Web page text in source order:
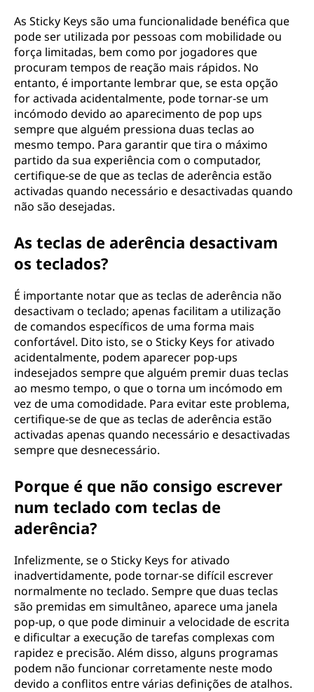
As Sticky Keys são uma funcionalidade benéfica que
pode ser utilizada por pessoas com mobilidade ou
força limitadas, bem como por jogadores que
procuram tempos de reação mais rápidos. No
entanto, é importante lembrar que, se esta opção
for activada acidentalmente, pode tornar-se um
incómodo devido ao aparecimento de pop ups
sempre que alguém pressiona duas teclas ao
mesmo tempo. Para garantir que tira o máximo
partido da sua experiência com o computador,
certifique-se de que as teclas de aderência estão
activadas quando necessário e desactivadas quando
não são desejadas.
As teclas de aderência desactivam
os teclados?
É importante notar que as teclas de aderência não
desactivam o teclado; apenas facilitam a utilização
de comandos específicos de uma forma mais
confortável. Dito isto, se o Sticky Keys for ativado
acidentalmente, podem aparecer pop-ups
indesejados sempre que alguém premir duas teclas
ao mesmo tempo, o que o torna um incómodo em
vez de uma comodidade. Para evitar este problema,
certifique-se de que as teclas de aderência estão
activadas apenas quando necessário e desactivadas
sempre que desnecessário.
Porque é que não consigo escrever
num teclado com teclas de
aderência?
Infelizmente, se o Sticky Keys for ativado
inadvertidamente, pode tornar-se difícil escrever
normalmente no teclado. Sempre que duas teclas
são premidas em simultâneo, aparece uma janela
pop-up, o que pode diminuir a velocidade de escrita
e dificultar a execução de tarefas complexas com
rapidez e precisão. Além disso, alguns programas
podem não funcionar corretamente neste modo
devido a conflitos entre várias definições de atalhos.